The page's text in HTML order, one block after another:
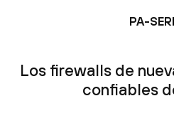
PA-
Los firewalls de
confiables